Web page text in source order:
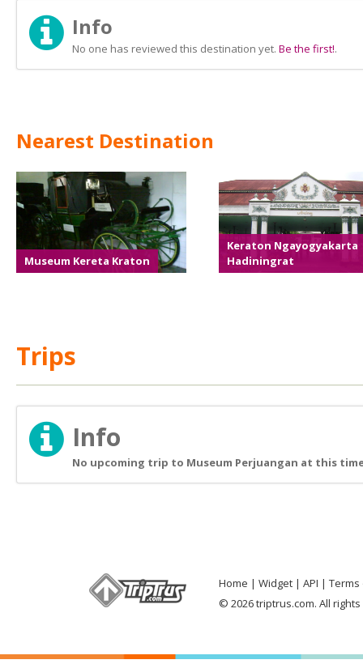
Info
No one has reviewed this destination yet. Be the first!.
Nearest Destination
Museum Kereta Kraton
Keraton Ngayogyakarta
Hadiningrat
Trips
Info
No upcoming trip to Museum Perjuangan at this
Home Widget API
Terms
© 2026 triptrus.com. All